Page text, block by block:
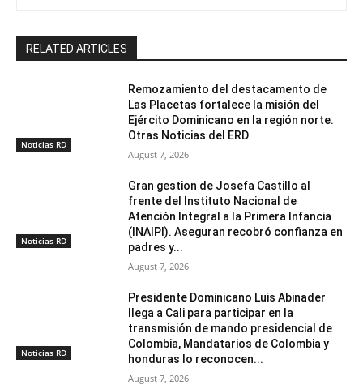
RELATED ARTICLES
Noticias RD
Remozamiento del destacamento de
Las Placetas fortalece la misión del
Ejército Dominicano en la región norte.
Otras Noticias del ERD
August 7, 2026
Noticias RD
Gran gestion de Josefa Castillo al
frente del Instituto Nacional de
Atención Integral a la Primera Infancia
(INAIPI). Aseguran recobró confianza en
padres y...
August 7, 2026
Noticias RD
Presidente Dominicano Luis Abinader
llega a Cali para participar en la
transmisión de mando presidencial de
Colombia, Mandatarios de Colombia y
honduras lo reconocen...
August 7, 2026